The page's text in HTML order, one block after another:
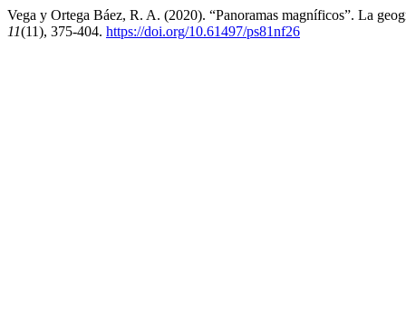
Vega y Ortega Báez, R. A. (2020). “Panoramas magníficos”. La
11(11), 375-404. https://doi.org/10.61497/ps81nf26